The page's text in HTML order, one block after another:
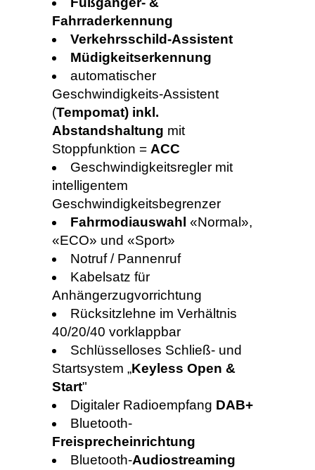
Fahrraderkennung
Verkehrsschild-Assistent
Müdigkeitserkennung
automatischer
Geschwindigkeits-Assistent
(Tempomat) inkl.
Abstandshaltung mit
Stoppfunktion = ACC
Geschwindigkeitsregler mit
intelligentem
Geschwindigkeitsbegrenzer
Fahrmodiauswahl«Normal»,
«ECO» und «Sport»
Notruf / Pannenruf
Kabelsatz für
Anhängerzugvorrichtung
Rücksitzlehne im Verhältnis
40/20/40 vorklappbar
Schlüsselloses Schließ- und
Startsystem „Keyless Open &
Start"
Digitaler Radioempfang DAB+
Bluetooth-
Freisprecheinrichtung
Bluetooth-Audiostreaming